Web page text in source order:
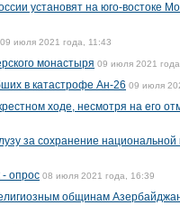
установят на юго-востоке
09 июля 2021 года, 11:43
монастыря 09 июля 2021
в катастрофе Ан-26 09 июля
ходе, несмотря на его
за сохранение национальной
- опрос 08 июля 2021 года, 16:39
общинам